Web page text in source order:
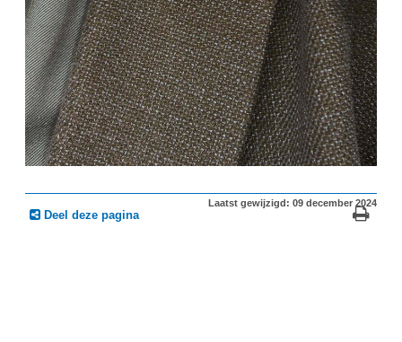
Deel deze pagina
Laatst gewijzigd: 09 december 2024